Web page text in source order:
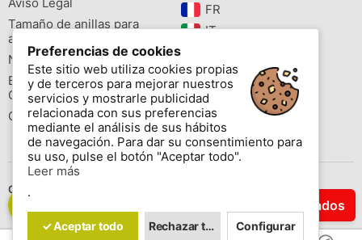
Filtrar Resultados
Tamaño de anillas para
aves
Newsletter
Buscador de especies
Cites
Colores de las anillas
FR‎
IT‎
PL‎
PT‎
Preferencias de cookies
Este sitio web utiliza cookies propias
y de terceros para mejorar nuestros
servicios y mostrarle publicidad
relacionada con sus preferencias
mediante el análisis de sus hábitos
de navegación. Para dar su consentimiento para
su uso, pulse el botón "Aceptar todo".
Leer más
.
✓ Aceptar todo Rechazar todo Configurar
Contáctenos
Copyright © 2026 www.aviornis.net Tablón de anuncios gratis.